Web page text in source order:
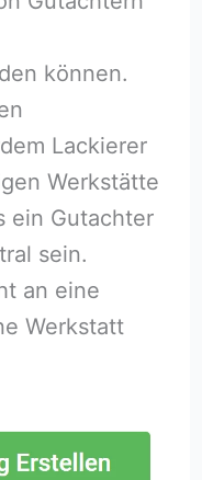
können.
Lackierer
Werkstätte
ein Gutachter
sein.
an eine
Werkstatt